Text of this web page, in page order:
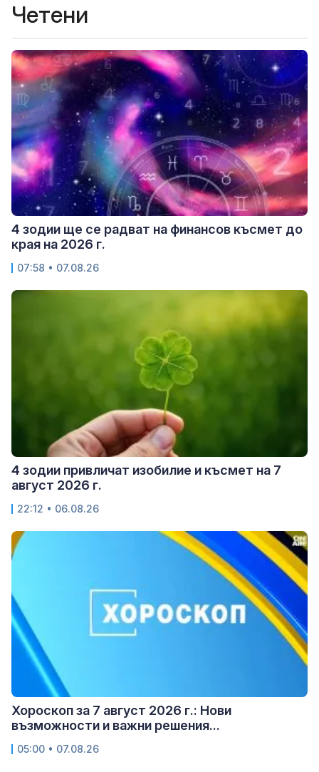
Четени
4 зодии ще се радват на финансов късмет до
края на 2026 г.
07:58 • 07.08.26
4 зодии привличат изобилие и късмет на 7
август 2026 г.
22:12 • 06.08.26
Хороскоп за 7 август 2026 г.: Нови
възможности и важни решения...
05:00 • 07.08.26